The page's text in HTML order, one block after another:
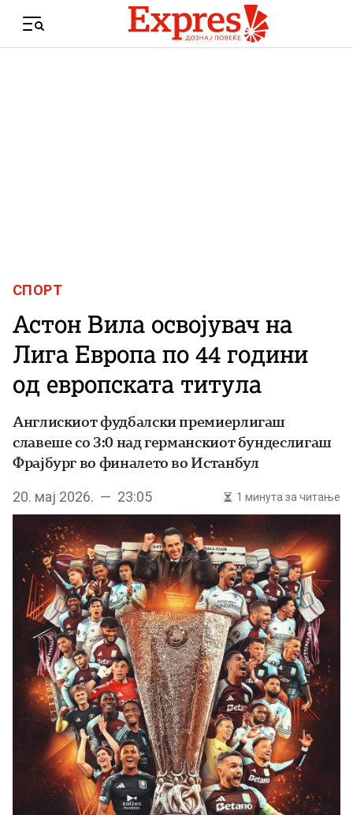
Menu
СПОРТ
Астон Вила освојувач на
Лига Европа по 44 години
од европската титула
Англискиот фудбалски премиерлигаш
славеше со 3:0 над германскиот бундеслигаш
Фрајбург во финалето во Истанбул
20. мај 2026. — 23:05 1 минута за читање